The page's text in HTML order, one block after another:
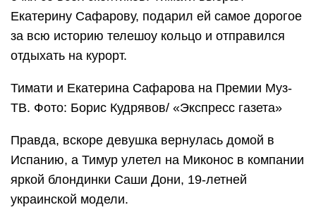
Екатерину Сафарову, подарил ей самое дорогое
за всю историю телешоу кольцо и отправился
отдыхать на курорт.
Тимати и Екатерина Сафарова на Премии Муз-
ТВ. Фото: Борис Кудрявов/ «Экспресс газета»
Правда, вскоре девушка вернулась домой в
Испанию, а Тимур улетел на Миконос в компании
яркой блондинки Саши Дони, 19-летней
украинской модели.